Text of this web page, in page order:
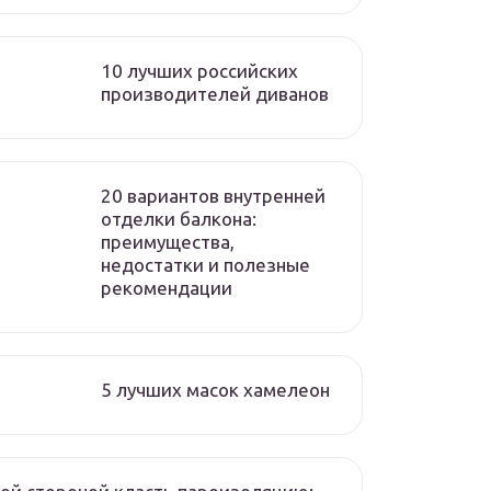
10 лучших российских
производителей диванов
20 вариантов внутренней
отделки балкона:
преимущества,
недостатки и полезные
рекомендации
5 лучших масок хамелеон